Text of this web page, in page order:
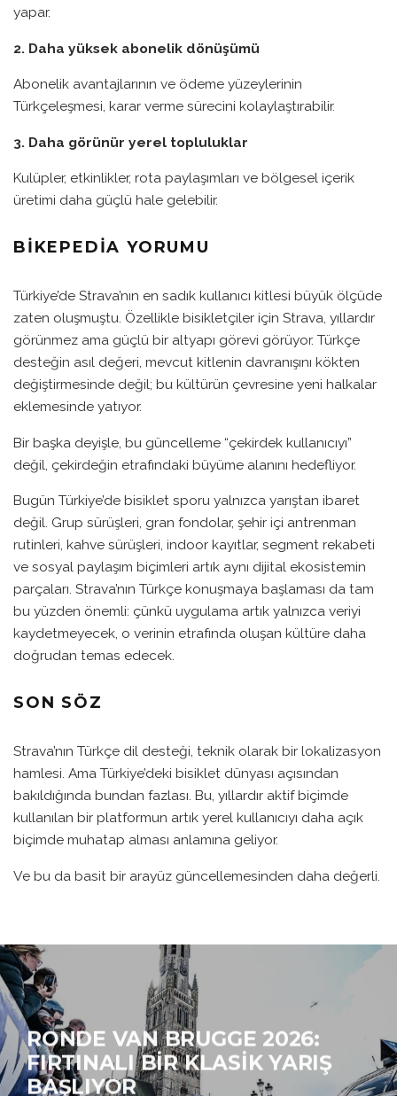
yapar.
2. Daha yüksek abonelik dönüşümü
Abonelik avantajlarının ve ödeme yüzeylerinin
Türkçeleşmesi, karar verme sürecini kolaylaştırabilir.
3. Daha görünür yerel topluluklar
Kulüpler, etkinlikler, rota paylaşımları ve bölgesel içerik
üretimi daha güçlü hale gelebilir.
BIKEPEDIA YORUMU
Türkiye’de Strava’nın en sadık kullanıcı kitlesi büyük ölçüde
zaten oluşmuştu. Özellikle bisikletçiler için Strava, yıllardır
görünmez ama güçlü bir altyapı görevi görüyor. Türkçe
desteğin asıl değeri, mevcut kitlenin davranışını kökten
değiştirmesinde değil; bu kültürün çevresine yeni halkalar
eklemesinde yatıyor.
Bir başka deyişle, bu güncelleme “çekirdek kullanıcıyı”
değil, çekirdeğin etrafındaki büyüme alanını hedefliyor.
Bugün Türkiye’de bisiklet sporu yalnızca yarıştan ibaret
değil. Grup sürüşleri, gran fondolar, şehir içi antrenman
rutinleri, kahve sürüşleri, indoor kayıtlar, segment rekabeti
ve sosyal paylaşım biçimleri artık aynı dijital ekosistemin
parçaları. Strava’nın Türkçe konuşmaya başlaması da tam
bu yüzden önemli: çünkü uygulama artık yalnızca veriyi
kaydetmeyecek, o verinin etrafında oluşan kültüre daha
doğrudan temas edecek.
SON SÖZ
Strava’nın Türkçe dil desteği, teknik olarak bir lokalizasyon
hamlesi. Ama Türkiye’deki bisiklet dünyası açısından
bakıldığında bundan fazlası. Bu, yıllardır aktif biçimde
kullanılan bir platformun artık yerel kullanıcıyı daha açık
biçimde muhatap alması anlamına geliyor.
Ve bu da basit bir arayüz güncellemesinden daha değerli.
RONDE VAN BRUGGE 2026:
FIRTINALI BIR KLASIK YARIŞ
BAŞLIYOR